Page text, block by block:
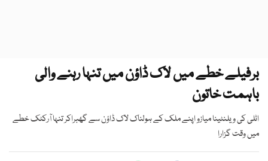
برفیلے خطے میں لاک ڈاؤن میں تنہا رہنے والی
باہمت خاتون
اٹلی کی ویلنٹینا میازو اپنے ملک کے ہولناک لاک ڈاؤن سے گھبراکر تنہا آرکٹک خطے
میں وقت گزارا